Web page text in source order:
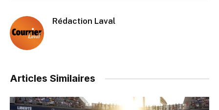
Rédaction Laval
Articles Similaires